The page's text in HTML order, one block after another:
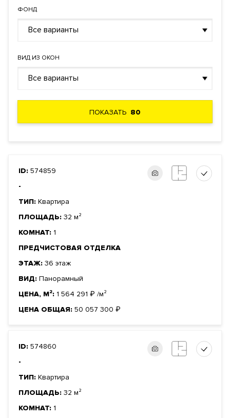
правообладания
ФОНД
Все варианты
ВИД ИЗ ОКОН
Все варианты
ПОКАЗАТЬ 80
ID: 574859
-
ТИП: Квартира
ПЛОЩАДЬ: 32 м²
КОМНАТ: 1
ПРЕДЧИСТОВАЯ ОТДЕЛКА
ЭТАЖ: 36 этаж
ВИД: Панорамный
ЦЕНА, М²: 1 564 291 ₽ /м²
ЦЕНА ОБЩАЯ: 50 057 300 ₽
ID: 574860
-
ТИП: Квартира
ПЛОЩАДЬ: 32 м²
КОМНАТ: 1